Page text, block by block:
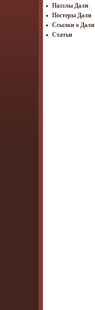
Паззлы Дали
Постеры Дали
Ссылки о Дали
Статьи